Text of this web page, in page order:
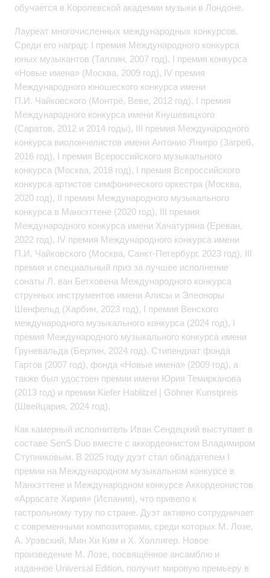
обучается в Королевской академии музыки в Лондоне.
Лауреат многочисленных международных конкурсов.
Среди его наград: I премия Международного конкурса
юных музыкантов (Таллин, 2007 год), I премия конкурса
«Новые имена» (Москва, 2009 год), IV премия
Международного юношеского конкурса имени
П.И. Чайковского (Монтрё, Веве, 2012 год), I премия
Международного конкурса имени Кнушевицкого
(Саратов, 2012 и 2014 годы), III премия Международного
конкурса виолончелистов имени Антонио Янигро (Загреб,
2016 год), I премия Всероссийского музыкального
конкурса (Москва, 2018 год), I премия Всероссийского
конкурса артистов симфонического оркестра (Москва,
2020 год), II премия Международного музыкального
конкурса в Манхэттене (2020 год), III премия
Международного конкурса имени Хачатуряна (Ереван,
2022 год), IV премия Международного конкурса имени
П.И. Чайковского (Москва, Санкт-Петербург, 2023 год), III
премия и специальный приз за лучшее исполнение
сонаты Л. ван Бетховена Международного конкурса
струнных инструментов имени Алисы и Элеоноры
Шенфельд (Харбин, 2023 год), I премия Венского
международного музыкального конкурса (2024 год), I
премия Международного музыкального конкурса имени
Груневальда (Берлин, 2024 год). Стипендиат фонда
Гартов (2007 год), фонда «Новые имена» (2009 год), а
также был удостоен премии имени Юрия Темирканова
(2013 год) и премии Kiefer Hablitzel | Göhner Kunstpreis
(Швейцария, 2024 год).
Как камерный исполнитель Иван Сендецкий выступает в
составе SenS Duo вместе с аккордеонистом Владимиром
Ступниковым. В 2025 году дуэт стал обладателем I
премии на Международном музыкальном конкурсе в
Манхэттене и Международном конкурсе Аккордеонистов
«Аррасате Хирия» (Испания), что привело к
гастрольному туру по стране. Дуэт активно сотрудничает
с современными композиторами, среди которых М. Лозе,
А. Урэвский, Мин Хи Ким и Х. Холлигер. Новое
произведение М. Лозе, посвящённое ансамблю и
изданное Universal Edition, получит мировую премьеру в